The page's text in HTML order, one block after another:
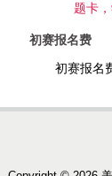
题卡
初赛报名费
初赛报名